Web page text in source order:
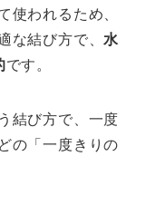
使われるため、
な結び方で、 水
です。
結び方で、一度
の「一度きりの